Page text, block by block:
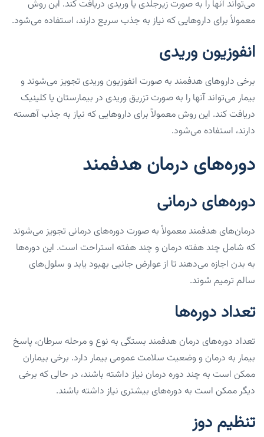
می‌تواند آنها را به صورت زیرجلدی یا وریدی دریافت کند. این روش
معمولاً برای داروهایی که نیاز به جذب سریع دارند، استفاده می‌شود.
انفوزیون وریدی
برخی داروهای هدفمند به صورت انفوزیون وریدی تجویز می‌شوند و
بیمار می‌تواند آنها را به صورت تزریق وریدی در بیمارستان یا کلینیک
دریافت کند. این روش معمولاً برای داروهایی که نیاز به جذب آهسته
دارند، استفاده می‌شود.
دوره‌های درمان هدفمند
دوره‌های درمانی
درمان‌های هدفمند معمولاً به صورت دوره‌های درمانی تجویز می‌شوند
که شامل چند هفته درمان و چند هفته استراحت است. این دوره‌ها
به بدن اجازه می‌دهند تا از عوارض جانبی بهبود یابد و سلول‌های
سالم ترمیم شوند.
تعداد دوره‌ها
تعداد دوره‌های درمان هدفمند بستگی به نوع و مرحله سرطان، پاسخ
بیمار به درمان و وضعیت سلامت عمومی بیمار دارد. برخی بیماران
ممکن است به چند دوره درمان نیاز داشته باشند، در حالی که برخی
دیگر ممکن است به دوره‌های بیشتری نیاز داشته باشند.
تنظیم دوز